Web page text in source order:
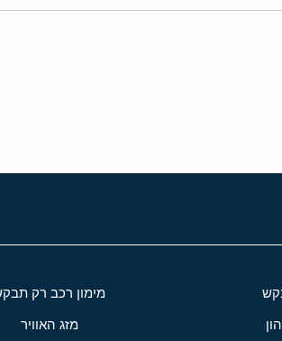
מימון רכב רק
מזג האוויר